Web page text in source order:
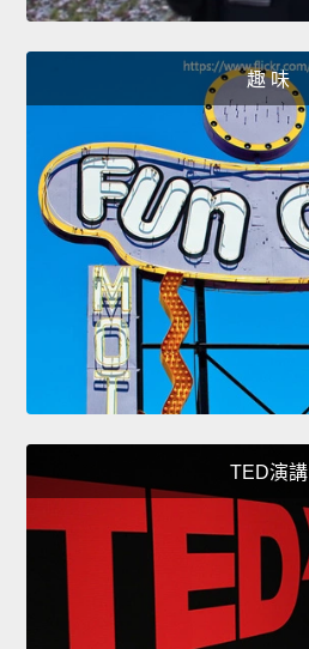
趣 味
TED演講